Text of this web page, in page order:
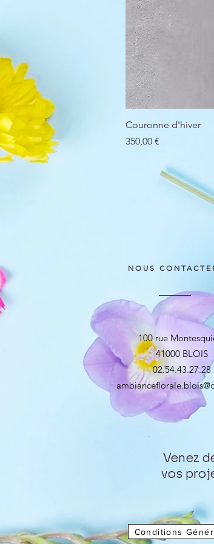
Couronne d'hiver
Prix
350,00 €
NOUS
100 rue
41000 BLOIS
02.54.43.27.28
Venez
vos
Conditions